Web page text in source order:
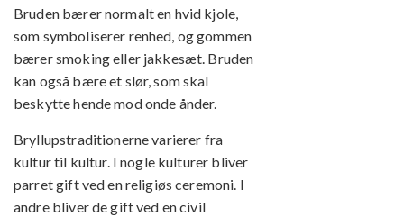
Bruden bærer normalt en hvid kjole,
som symboliserer renhed, og gommen
bærer smoking eller jakkesæt. Bruden
kan også bære et slør, som skal
beskytte hende mod onde ånder.
Bryllupstraditionerne varierer fra
kultur til kultur. I nogle kulturer bliver
parret gift ved en religiøs ceremoni. I
andre bliver de gift ved en civil